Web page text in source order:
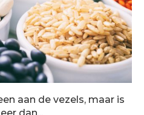
aan de vezels, maar is